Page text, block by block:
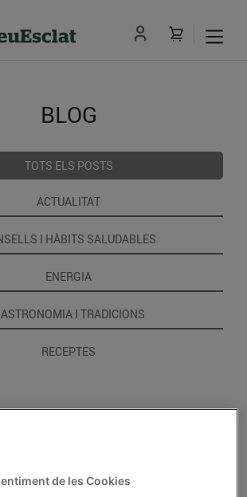
BLOG
TOTS ELS POSTS
ACTUALITAT
I HÀBITS SALUDABLES
ENERGIA
I TRADICIONS
RECEPTES
de les Cookies